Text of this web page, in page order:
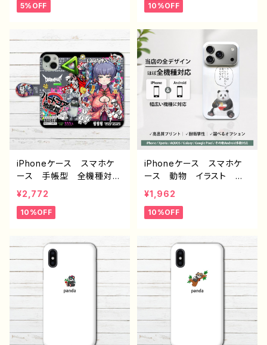
スト シンプル パンダ
Android 人気 オリジ
ナル デザイン グッズ
個性的 おすすめ クリエ
イター イラストレーター
絵師 タイトル：ポケットパ
ンダ 作：Hanami F-5
5%OFF
ト チャイナ服 パンダ
子 iPhone17/16/15/14/1
3 AQUOS Xperia Go
oglepixel Galaxy おす
すめ 個性的 Android
アンドロイド ケース 人
気 イラストレーター 絵
師 クリエイター オリジ
ナル デザイン グッズ タ
イトル：柴田ヰコpattern5
作：柴田ヰコ G-6
10%OFF
iPhoneケース スマホケ
ース 手帳型 全機種対
応 可愛い女の子 おしゃ
れ服 かっこいい女子 イ
ラスト 病みかわいい メ
金魚 高校生 男子 iPh
one17/16/15/14/13 AQU
OS Xperia Galaxy O
PPO Android アンドロ
生 セーラー服 銀髪 ツ
インテール パーカー 人
¥2,772
10%OFF
iPhoneケース スマホケ
ース 動物 イラスト ゆ
るかわ 可愛い かわい
い おもしろスマホケー
ス 面白いiPhoneケー
11 AQUOS Xperia G
ooglepixel iPhone5/6/
6s/7/8 人気 イラストレ
ーター クリエイター 絵
ース オリジナル デザイ
ン グッズ 悪いことを言う
¥1,962
10%OFF